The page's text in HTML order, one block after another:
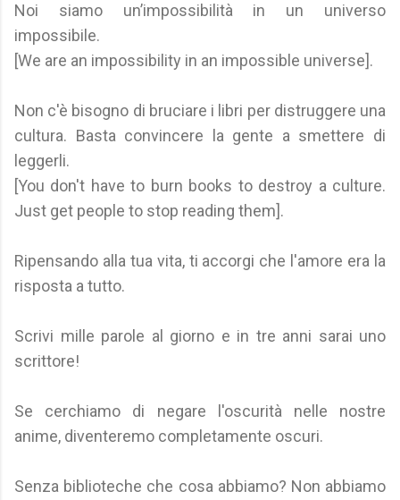
Noi siamo un’impossibilità in un universo
impossibile.
[We are an impossibility in an impossible universe].
Non c'è bisogno di bruciare i libri per distruggere una
cultura. Basta convincere la gente a smettere di
leggerli.
[You don't have to burn books to destroy a culture.
Just get people to stop reading them].
Ripensando alla tua vita, ti accorgi che l'amore era la
risposta a tutto.
Scrivi mille parole al giorno e in tre anni sarai uno
scrittore!
Se cerchiamo di negare l'oscurità nelle nostre
anime, diventeremo completamente oscuri.
Senza biblioteche che cosa abbiamo? Non abbiamo